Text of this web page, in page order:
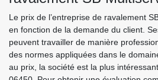
Le prix de l’entreprise de ravalement
en fonction de la demande du client.
peuvent travailler de manière
des normes appliquées dans le
au prix, la société est la plus